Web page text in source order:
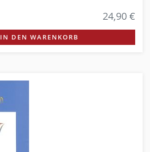
24,90 €
IN DEN WARENKORB